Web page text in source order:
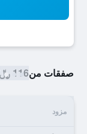
صفقات من116 ﷼
مزود